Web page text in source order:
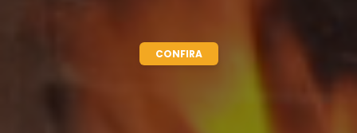
CONFIRA